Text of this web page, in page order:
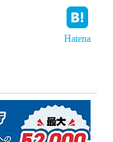
Hatena